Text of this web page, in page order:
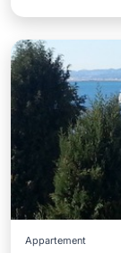
Appartement